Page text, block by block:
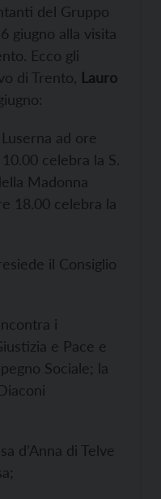
del Gruppo
giugno alla visita
Ecco gli
di Trento, Lauro
ad ore
celebra la S.
Madonna
18.00 celebra la
il Consiglio
i
e Pace e
Sociale; la
d’Anna di Telve